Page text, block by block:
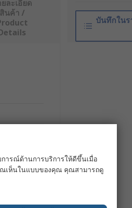
บันทึกใน
ละเอียด
สินค้า /
ารณ์ด้านการบริการให้ดีขึ้นเมื่อ
ณเห็นในแบบของคุณ คุณสามารถดู